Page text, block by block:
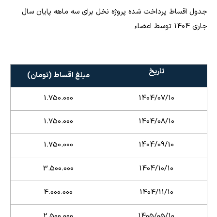
جدول اقساط پرداخت شده پروژه نخل برای سه ماهه پایان سال
جاری 1404 توسط اعضاء
تاریخ مبلغ اقساط (تومان)
1404/07/10
1.750.000
1404/08/10
1.750.000
1404/09/10
1.750.000
1404/10/10
3.500.000
1404/11/10
4.000.000